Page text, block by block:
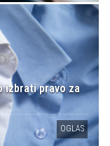
izbrati pravo za
OGLAS